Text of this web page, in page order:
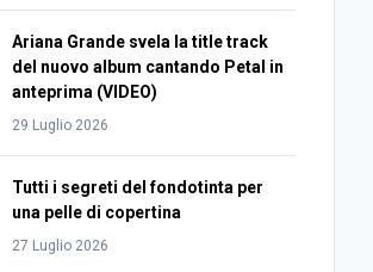
Ariana Grande svela la title track
del nuovo album cantando Petal in
anteprima (VIDEO)
29 Luglio 2026
Tutti i segreti del fondotinta per
una pelle di copertina
27 Luglio 2026